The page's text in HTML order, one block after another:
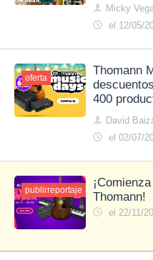
Micky
el 12/05/
oferta
Thomann
400
David
el 02/07/
oferta
publirreportaje
Thomann!
el 22/11/